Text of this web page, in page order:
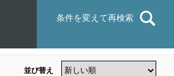
条件を変えて再検索
並び替え